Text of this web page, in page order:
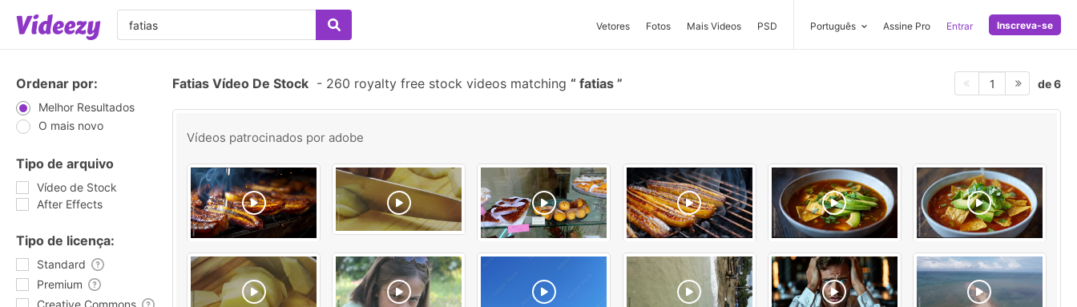
Vetores Fotos Mais Videos PSD Português Assine Pro Entrar Inscreva-se
Ordenar por:
Melhor Resultados
O mais novo
Tipo de arquivo
Vídeo de Stock
After Effects
Tipo de licença:
Standard
Premium
Creative Commons
Fatias Vídeo De Stock - 260 royalty free stock videos matching fatias 1 de 6
Vídeos patrocinados por adobe